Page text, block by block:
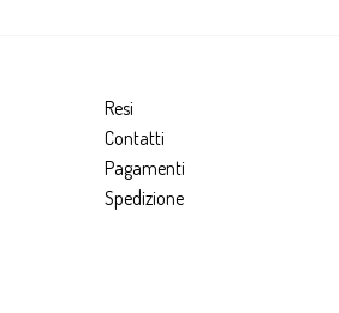
Resi
Contatti
Pagamenti
Spedizione